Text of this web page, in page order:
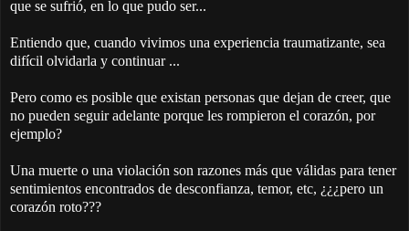
que se sufrió, en lo que pudo ser...
Entiendo que, cuando vivimos una experiencia traumatizante, sea
difícil olvidarla y continuar ...
Pero como es posible que existan personas que dejan de creer, que
no pueden seguir adelante porque les rompieron el corazón, por
ejemplo?
Una muerte o una violación son razones más que válidas para tener
sentimientos encontrados de desconfianza, temor, etc, ¿¿¿pero un
corazón roto???